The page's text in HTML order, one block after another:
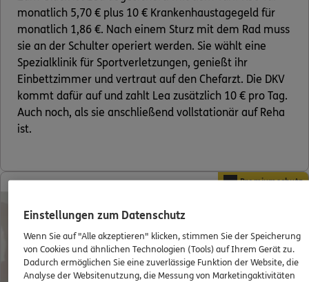
monatlich 5,70 € plus 10 € Krankenhaustagegeld für
monatlich 1,86 €. Nach einem Sturz mit dem Rad muss
sie an der Schulter operiert werden. Sie wählt eine
Spezialklinik für Sportverletzungen, genießt ihr
Einbettzimmer und vertraut auf den Chefarzt. Die DKV
kommt dafür auf und zahlt Lea zusätzlich 10 € pro Tag.
Auch noch, als sie anschließend vollstationär auf Reha
ist.
Premiumschutz
Einstellungen zum Datenschutz
Wenn Sie auf "Alle akzeptieren" klicken, stimmen Sie der Speicherung
von Cookies und ähnlichen Technologien (Tools) auf Ihrem Gerät zu.
Dadurch ermöglichen Sie eine zuverlässige Funktion der Website, die
Analyse der Websitenutzung, die Messung von Marketingaktivitäten